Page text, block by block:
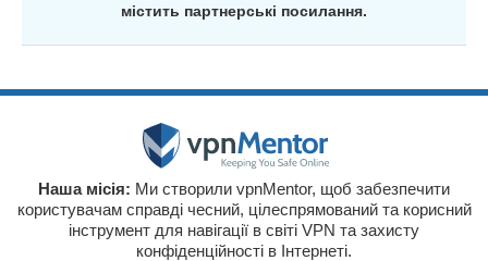
містить партнерські посилання.
Наша місія: Ми створили vpnMentor, щоб забезпечити
користувачам справді чесний, цілеспрямований та корисний
інструмент для навігації в світі VPN та захисту
конфіденційності в Інтернеті.